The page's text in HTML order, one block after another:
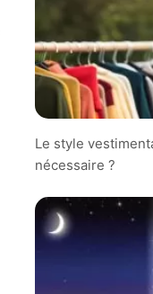
Le style
nécessaire ?